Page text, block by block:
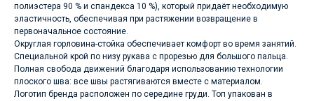
полиэстера 90 % и спандекса 10 %), который придаёт необходимую
эластичность, обеспечивая при растяжении возвращение в
первоначальное состояние.
Округлая горловина-стойка обеспечивает комфорт во время занятий.
Специальной крой по низу рукава с прорезью для большого пальца.
Полная свобода движений благодаря использованию технологии
плоского шва: все швы растягиваются вместе с материалом.
Логотип бренда расположен по середине груди. Топ упакован в